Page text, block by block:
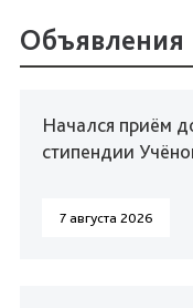
Объявления
Начался приём
стипендии
7 августа 2026